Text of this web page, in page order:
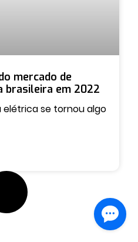
mercado de
brasileira em 2022
elétrica se tornou algo